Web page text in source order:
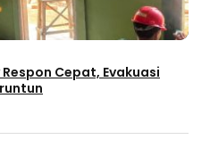
Cepat, Evakuasi